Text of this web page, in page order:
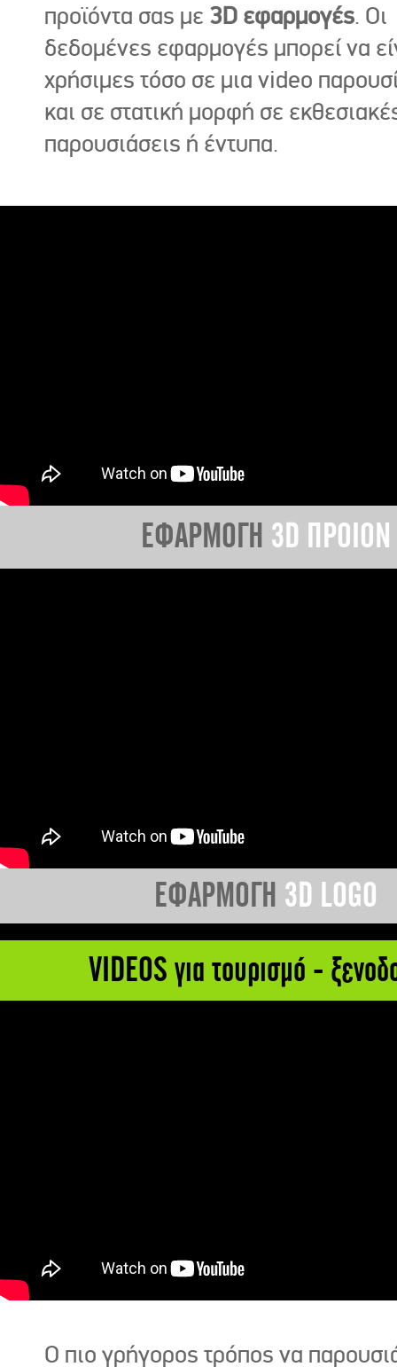
προϊόντα σας με 3D εφαρμογές. Οι
δεδομένες εφαρμογές μπορεί να
χρήσιμες τόσο σε μια video
και σε στατική μορφή σε
παρουσιάσεις ή έντυπα.
ΕΦΑΡΜΟΓΗ 3D ΠΡΟΙΟΝ
ΕΦΑΡΜΟΓΗ 3D LOGO
VIDEOS για τουρισμό -
Ο πιο γρήγορος τρόπος να